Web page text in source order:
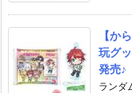
【か
玩グ
発売♪
ランダ